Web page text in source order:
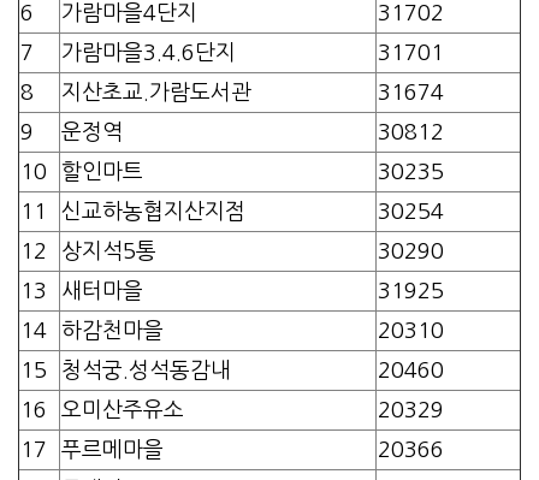
6
가람마을4단지
31702
7
가람마을3.4.6단지
31701
8
지산초교.가람도서관
31674
9
운정역
30812
10
할인마트
30235
11
신교하농협지산지점
30254
12
상지석5통
30290
13
새터마을
31925
14
하감천마을
20310
15
청석궁.성석동감내
20460
16
오미산주유소
20329
17
푸르메마을
20366